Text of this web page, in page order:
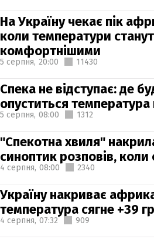
На Україну чекає пік
коли температури
комфортнішими
5 серпня, 20:00 11430
Спека не відступає: де
опуститься
5 серпня, 08:00 1312
"Спекотна хвиля"
синоптик розповів, коли
4 серпня, 08:00 2340
Україну накриває
температура сягне +39
4 серпня, 07:32 909